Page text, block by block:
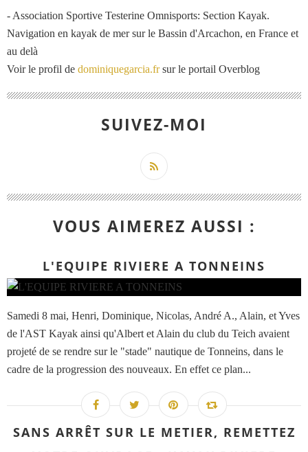
- Association Sportive Testerine Omnisports: Section Kayak.
Navigation en kayak de mer sur le Bassin d'Arcachon, en France et
au delà
Voir le profil de dominiquegarcia.frsur le portail Overblog
SUIVEZ-MOI
VOUS AIMEREZ AUSSI :
L'EQUIPE RIVIERE A TONNEINS
Samedi 8 mai, Henri, Dominique, Nicolas, André A., Alain, et Yves
de l'AST Kayak ainsi qu'Albert et Alain du club du Teich avaient
projeté de se rendre sur le "stade" nautique de Tonneins, dans le
cadre de la progression des nouveaux. En effet ce plan...
SANS ARRÊT SUR LE METIER, REMETTEZ